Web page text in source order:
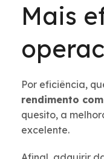
Mais
Por eficiência,
rendimento
quesito, a
excelente.